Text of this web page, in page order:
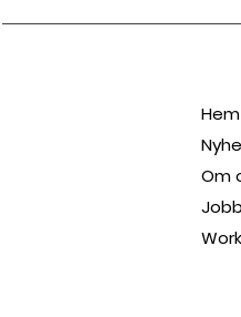
Hem
Om